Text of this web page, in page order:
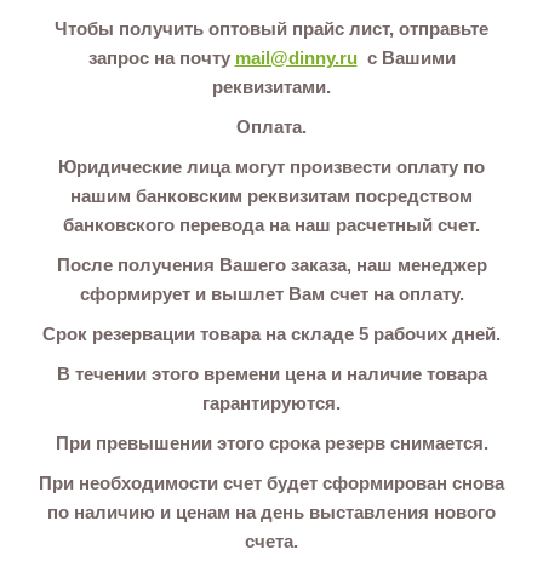
Чтобы получить оптовый прайс лист, отправьте
запрос на почту mail@dinny.ruс Вашими
реквизитами.
Оплата.
Юридические лица могут произвести оплату по
нашим банковским реквизитам посредством
банковского перевода на наш расчетный счет.
После получения Вашего заказа, наш менеджер
сформирует и вышлет Вам счет на оплату.
Срок резервации товара на складе 5 рабочих дней.
В течении этого времени цена и наличие товара
гарантируются.
При превышении этого срока резерв снимается.
При необходимости счет будет сформирован снова
по наличию и ценам на день выставления нового
счета.